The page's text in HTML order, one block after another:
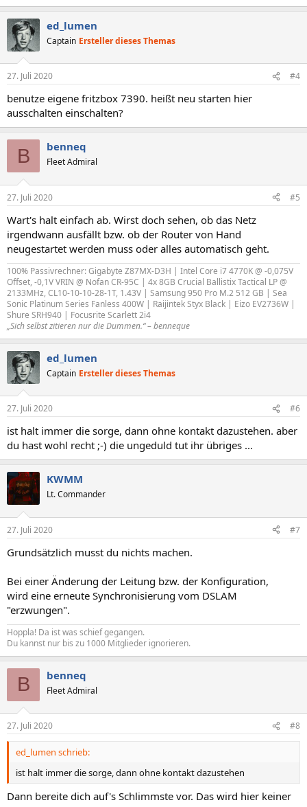
ed_lumen
Captain Ersteller dieses Themas
27. Juli 2020 #4
benutze eigene fritzbox 7390. heißt neu starten hier
ausschalten einschalten?
B benneq
Fleet Admiral
27. Juli 2020 #5
Wart's halt einfach ab. Wirst doch sehen, ob das Netz
irgendwann ausfällt bzw. ob der Router von Hand
neugestartet werden muss oder alles automatisch geht.
100% Passivrechner: Gigabyte Z87MX-D3H | Intel Core i7 4770K @ -0,075V
Offset, -0,1V VRIN @ Nofan CR-95C | 4x 8GB Crucial Ballistix Tactical LP @
2133MHz, CL10-10-10-28-1T, 1.43V | Samsung 950 Pro M.2 512 GB | Sea
Sonic Platinum Series Fanless 400W | Raijintek Styx Black | Eizo EV2736W |
Shure SRH940 | Focusrite Scarlett 2i4
„Sich selbst zitieren nur die Dummen.“ – benneque
ed_lumen
Captain Ersteller dieses Themas
27. Juli 2020 #6
ist halt immer die sorge, dann ohne kontakt dazustehen. aber
du hast wohl recht ;-) die ungeduld tut ihr übriges ...
KWMM
Lt. Commander
27. Juli 2020 #7
Grundsätzlich musst du nichts machen.
Bei einer Änderung der Leitung bzw. der Konfiguration,
wird eine erneute Synchronisierung vom DSLAM
"erzwungen".
Hoppla! Da ist was schief gegangen.
Du kannst nur bis zu 1000 Mitglieder ignorieren.
B benneq
Fleet Admiral
27. Juli 2020 #8
ed_lumen schrieb:
ist halt immer die sorge, dann ohne kontakt dazustehen
Dann bereite dich auf's Schlimmste vor. Das wird hier keiner